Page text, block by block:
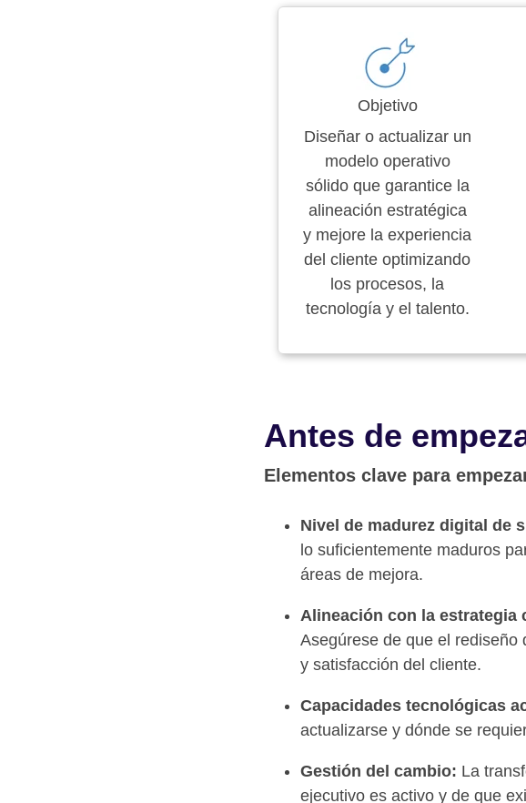
Objetivo
Diseñar o actualizar un
modelo operativo
sólido que garantice la
alineación estratégica
y mejore la experiencia
del cliente optimizando
los procesos, la
tecnología y el talento.
Antes de
Elementos clave para
Nivel de madurez digital de
lo suficientemente maduros
áreas de mejora.
Alineación con la estrategia
Asegúrese de que el rediseño
y satisfacción del cliente.
Capacidades tecnológicas
actualizarse y dónde se
Gestión del cambio: La
ejecutivo es activo y de que